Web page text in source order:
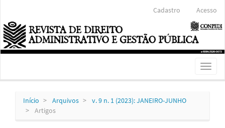
Conteúdo
principal
Barra
Lateral
Cadastro Acesso
Toggle
Início Arquivos
v. 9 n. 1 (2023): JANEIRO-JUNHO
Artigos